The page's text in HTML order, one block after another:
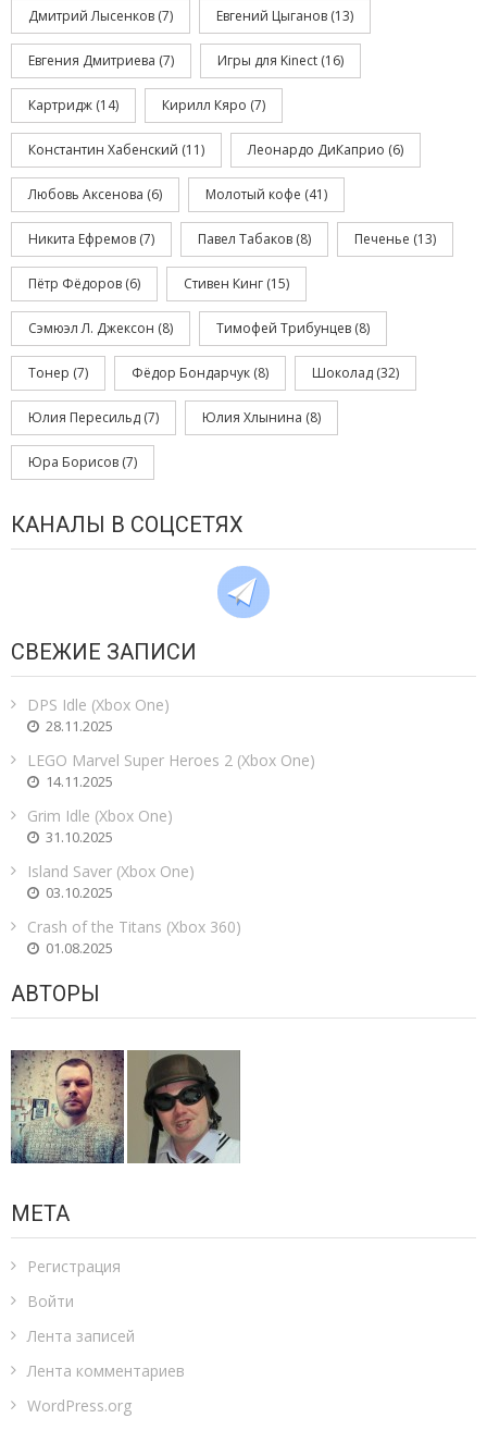
Дмитрий Лысенков (7) Евгений Цыганов (13)
Евгения Дмитриева (7) Игры для Kinect (16)
Картридж (14) Кирилл Кяро (7)
Константин Хабенский (11) Леонардо ДиКаприо (6)
Любовь Аксенова (6) Молотый кофе (41)
Никита Ефремов (7) Павел Табаков (8) Печенье (13)
Пётр Фёдоров (6) Стивен Кинг (15)
Сэмюэл Л. Джексон (8) Тимофей Трибунцев (8)
Тонер (7) Фёдор Бондарчук (8) Шоколад (32)
Юлия Пересильд (7) Юлия Хлынина (8)
Юра Борисов (7)
КАНАЛЫ В СОЦСЕТЯХ
СВЕЖИЕ ЗАПИСИ
DPS Idle (Xbox One)
28.11.2025
LEGO Marvel Super Heroes 2 (Xbox One)
14.11.2025
Grim Idle (Xbox One)
31.10.2025
Island Saver (Xbox One)
03.10.2025
Crash of the Titans (Xbox 360)
01.08.2025
АВТОРЫ
МЕТА
Регистрация
Войти
Лента записей
Лента комментариев
WordPress.org